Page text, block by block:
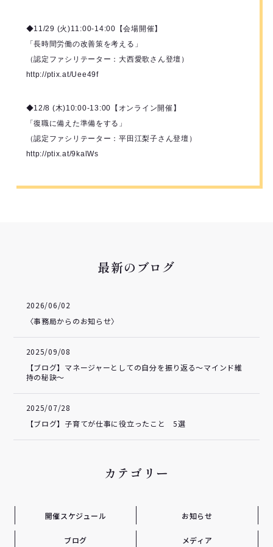
◆11/29 (火)11:00-14:00【会場開催】
「長時間労働の改善策を考える」
（認定ファシリテーター：大西愛歌さん登壇）
http://ptix.at/Uee49f
◆12/8 (木)10:00-13:00【オンライン開催】
「復職に備えた準備をする」
（認定ファシリテーター：平田江梨子さん登壇）
http://ptix.at/9kalWs
最新のブログ
2026/06/02
〈事務局からのお知らせ〉
2025/09/08
【ブログ】マネージャーとしての自分を振り返る～マインド維
持の秘訣～
2025/07/28
【ブログ】子育てが仕事に役立ったこと 5選
カテゴリー
開催スケジュール お知らせ
ブログ メディア